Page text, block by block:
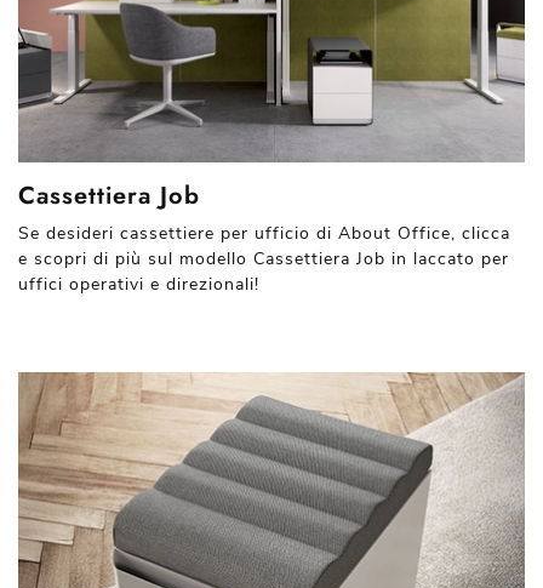
Cassettiera Job
Se desideri cassettiere per ufficio di About Office, clicca
e scopri di più sul modello Cassettiera Job in laccato per
uffici operativi e direzionali!